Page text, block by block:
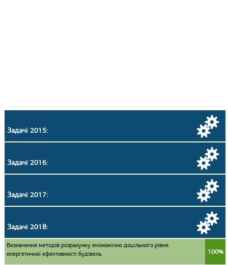
Задачі 2015:
Задачі 2016:
Задачі 2017:
Задачі 2018:
Визначення методів розрахунку економічно доцільного рівня
енергетичної ефективності будівель
100%